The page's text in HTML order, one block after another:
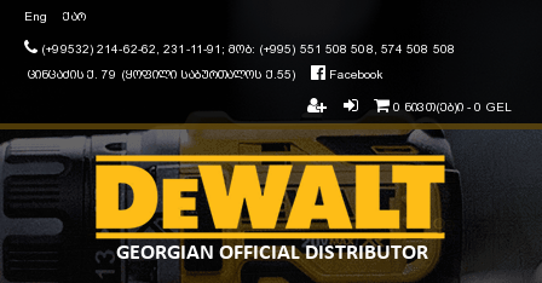
Eng ქარ
(+99532) 214-62-62, 231-11-91; მობ: (+995) 551 508 508, 574 508 508
ცინცაძის ქ. 79 (ყოფილი საბურთალოს ქ.55)
Facebook
0 ნივთ(ებ)ი - 0 GEL